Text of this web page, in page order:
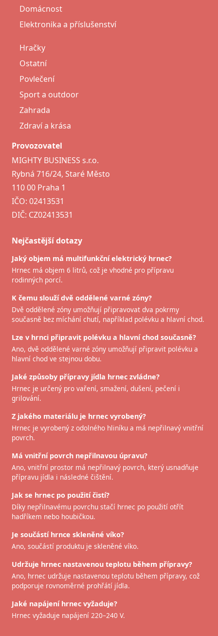
Domácnost
Elektronika a příslušenství
Hračky
Ostatní
Povlečení
Sport a outdoor
Zahrada
Zdraví a krása
Provozovatel
MIGHTY BUSINESS s.r.o.
Rybná 716/24, Staré Město
110 00 Praha 1
IČO: 02413531
DIČ: CZ02413531
Nejčastější dotazy
Jaký objem má multifunkční elektrický hrnec?
Hrnec má objem 6 litrů, což je vhodné pro přípravu
rodinných porcí.
K čemu slouží dvě oddělené varné zóny?
Dvě oddělené zóny umožňují připravovat dva pokrmy
současně bez míchání chutí, například polévku a hlavní chod.
Lze v hrnci připravit polévku a hlavní chod současně?
Ano, dvě oddělené varné zóny umožňují připravit polévku a
hlavní chod ve stejnou dobu.
Jaké způsoby přípravy jídla hrnec zvládne?
Hrnec je určený pro vaření, smažení, dušení, pečení i
grilování.
Z jakého materiálu je hrnec vyrobený?
Hrnec je vyrobený z odolného hliníku a má nepřilnavý vnitřní
povrch.
Má vnitřní povrch nepřilnavou úpravu?
Ano, vnitřní prostor má nepřilnavý povrch, který usnadňuje
přípravu jídla i následné čištění.
Jak se hrnec po použití čistí?
Díky nepřilnavému povrchu stačí hrnec po použití otřít
hadříkem nebo houbičkou.
Je součástí hrnce skleněné víko?
Ano, součástí produktu je skleněné víko.
Udržuje hrnec nastavenou teplotu během přípravy?
Ano, hrnec udržuje nastavenou teplotu během přípravy, což
podporuje rovnoměrné prohřátí jídla.
Jaké napájení hrnec vyžaduje?
Hrnec vyžaduje napájení 220–240 V.